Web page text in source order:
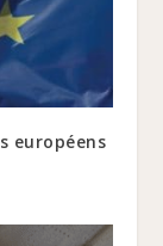
européens